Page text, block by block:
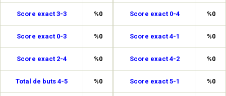
Score exact 3-3 %0
Score exact 0-3 %0
Score exact 2-4 %0
Total de buts 4-5 %0
Score exact 0-4 %0
Score exact 4-1 %0
Score exact 4-2 %0
Score exact 5-1 %0